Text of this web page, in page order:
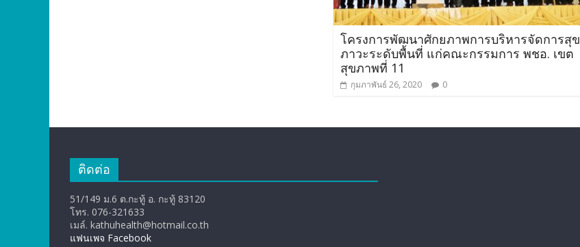
โครงการพัฒนาศักยภาพการบริหารจัดการสุข
ภาวะระดับพื้นที่ แก่คณะกรรมการ พชอ. เขต
สุขภาพที่ 11
กุมภาพันธ์ 26, 2020 0
ติดต่อ
51/149 ม.6 ต.กะทู้ อ. กะทู้ 83120
โทร. 076-321633
เมล์. kathuhealth@hotmail.co.th
แฟนเพจ Facebook